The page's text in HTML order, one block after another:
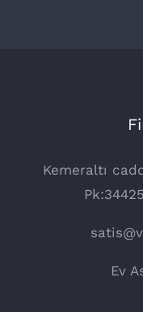
Kemeraltı
Ev